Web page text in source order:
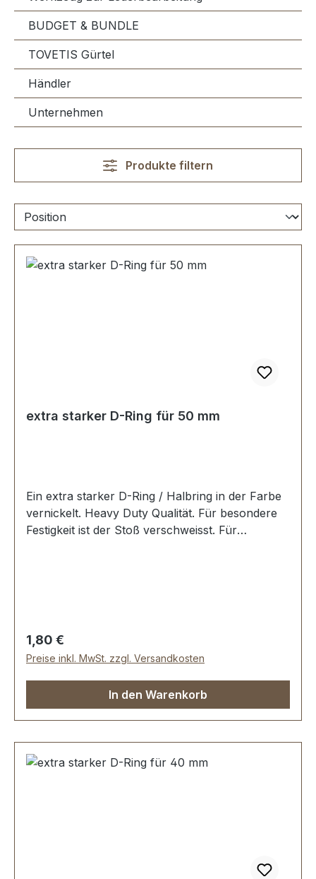
BUDGET & BUNDLE
TOVETIS Gürtel
Händler
Unternehmen
Produkte filtern
extra starker D-Ring für 50 mm
Ein extra starker D-Ring / Halbring in der Farbe
vernickelt. Heavy Duty Qualität. Für besondere
Festigkeit ist der Stoß verschweisst. Für
mm, Drahtstärke: 7,0 mm. Lieferumfang: 1 Stück
D-Ring
Regulärer Preis:
1,80 €
Preise inkl. MwSt. zzgl. Versandkosten
In den Warenkorb